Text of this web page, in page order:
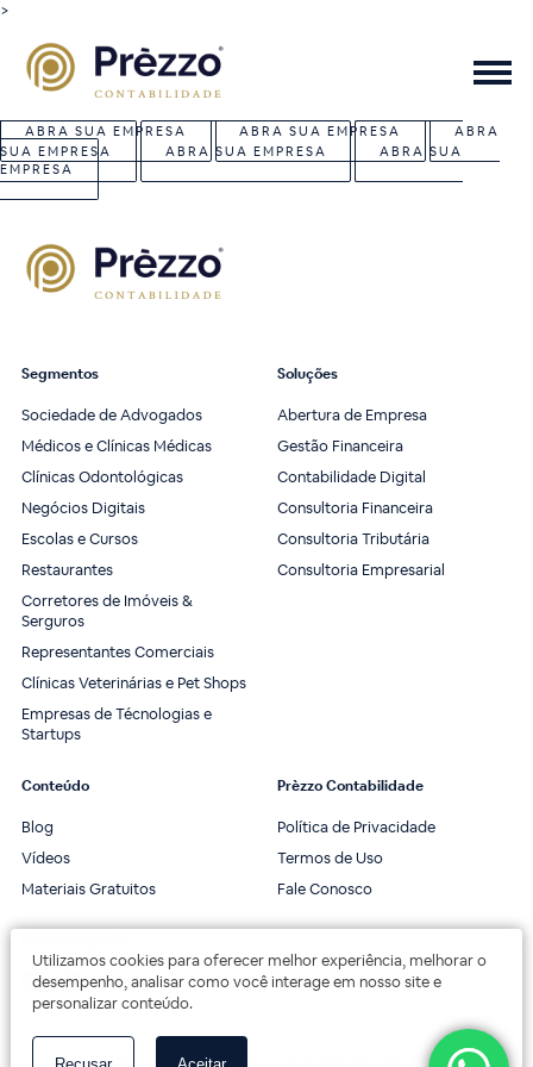
>
Utilizamos cookies para oferecer melhor experiência, melhorar o
desempenho, analisar como você interage em nosso site e
personalizar conteúdo.
ABRA SUA EMPRESA ABRA SUA EMPRESA
ABRA
SUA EMPRESA
ABRA SUA EMPRESA
ABRA SUA
EMPRESA
Segmentos
Sociedade de Advogados
Médicos e Clínicas Médicas
Clínicas Odontológicas
Negócios Digitais
Escolas e Cursos
Restaurantes
Corretores de Imóveis &
Serguros
Representantes Comerciais
Clínicas Veterinárias e Pet Shops
Empresas de Técnologias e
Startups
Soluções
Abertura de Empresa
Gestão Financeira
Contabilidade Digital
Consultoria Financeira
Consultoria Tributária
Consultoria Empresarial
Conteúdo
Blog
Vídeos
Materiais Gratuitos
Prèzzo Contabilidade
Política de Privacidade
Termos de Uso
Fale Conosco
© 2020 Prèzzo Contabilidade. Todos os direitos reservados.